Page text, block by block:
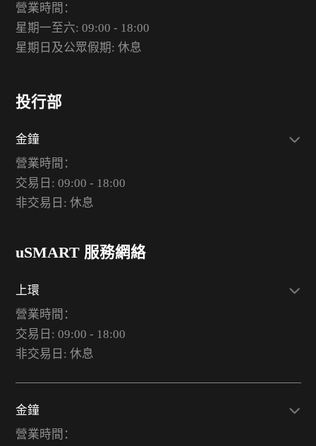
營業時間：
星期一至六: 09:00 - 18:00
星期日及公眾假期: 休息
投行部
金鐘
營業時間：
交易日: 09:00 - 18:00
非交易日: 休息
uSMART 服務網絡
上環
營業時間：
交易日: 09:00 - 18:00
非交易日: 休息
金鐘
營業時間：